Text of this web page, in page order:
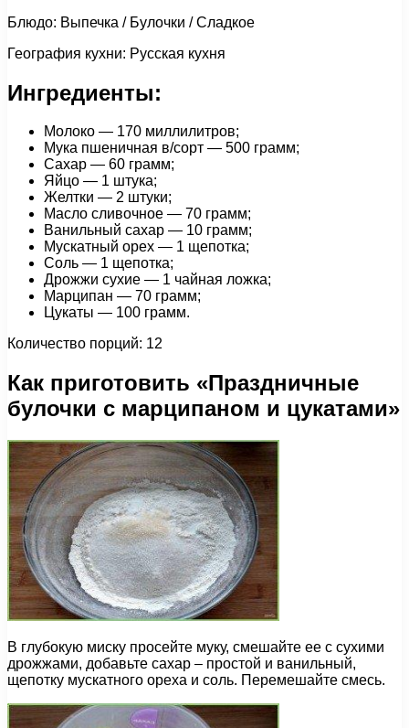
Блюдо: Выпечка / Булочки / Сладкое
География кухни: Русская кухня
Ингредиенты:
Молоко — 170 миллилитров;
Мука пшеничная в/сорт — 500 грамм;
Сахар — 60 грамм;
Яйцо — 1 штука;
Желтки — 2 штуки;
Масло сливочное — 70 грамм;
Ванильный сахар — 10 грамм;
Мускатный орех — 1 щепотка;
Соль — 1 щепотка;
Дрожжи сухие — 1 чайная ложка;
Марципан — 70 грамм;
Цукаты — 100 грамм.
Количество порций: 12
Как приготовить «Праздничные
булочки с марципаном и цукатами»
В глубокую миску просейте муку, смешайте ее с сухими
дрожжами, добавьте сахар – простой и ванильный,
щепотку мускатного ореха и соль. Перемешайте смесь.